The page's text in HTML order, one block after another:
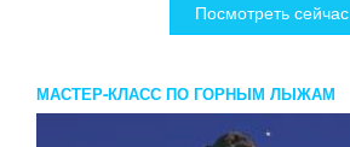
Посмотреть сейчас
МАСТЕР-КЛАСС ПО ГОРНЫМ ЛЫЖАМ